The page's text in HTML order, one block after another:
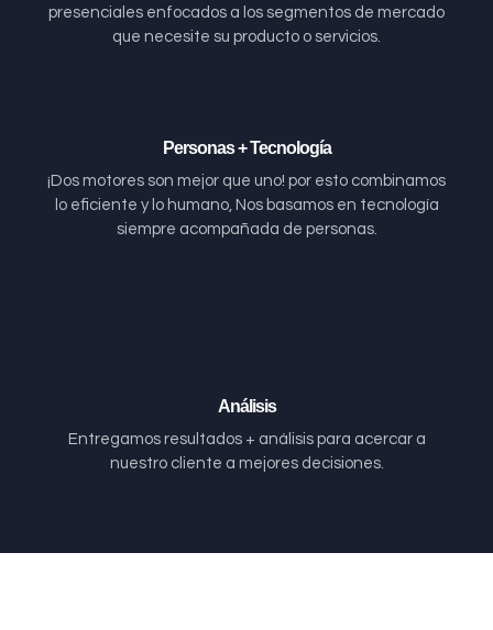
presenciales enfocados a los segmentos de mercado
que necesite su producto o servicios.
Personas + Tecnología
¡Dos motores son mejor que uno! por esto combinamos
lo eficiente y lo humano, Nos basamos en tecnología
siempre acompañada de personas.
Análisis
Entregamos resultados + análisis para acercar a
nuestro cliente a mejores decisiones.